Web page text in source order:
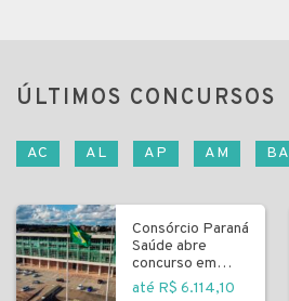
ÚLTIMOS CONCURSOS
AC AL AP AM BA
Consórcio Paraná
Saúde abre
concurso em
Curitiba
até R$ 6.114,10